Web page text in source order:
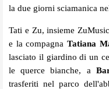
la due giorni sciamanica
Tati e Zu, insieme
e la compagnaTatiana
lasciato il giardino di un
le querce bianche, a
trasferiti nel parco